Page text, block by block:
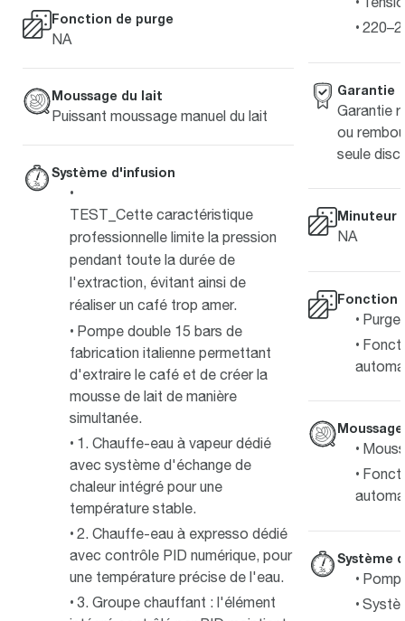
Fonction de purge
NA
Moussage du lait
Puissant moussage manuel du lait
Système d'infusion
TEST_Cette caractéristique
professionnelle limite la pression
pendant toute la durée de
l'extraction, évitant ainsi de
réaliser un café trop amer.
Pompe double 15 bars de
fabrication italienne permettant
d'extraire le café et de créer la
mousse de lait de manière
simultanée.
1. Chauffe-eau à vapeur dédié
avec système d'échange de
chaleur intégré pour une
température stable.
2. Chauffe-eau à expresso dédié
avec contrôle PID numérique, pour
une température précise de l'eau.
3. Groupe chauffant : l'élément
Garantie
Garantie
ou
seule
Minuteur
NA
Fonction
Système